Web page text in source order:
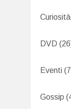
Curiosità
DVD
Eventi
Gossip